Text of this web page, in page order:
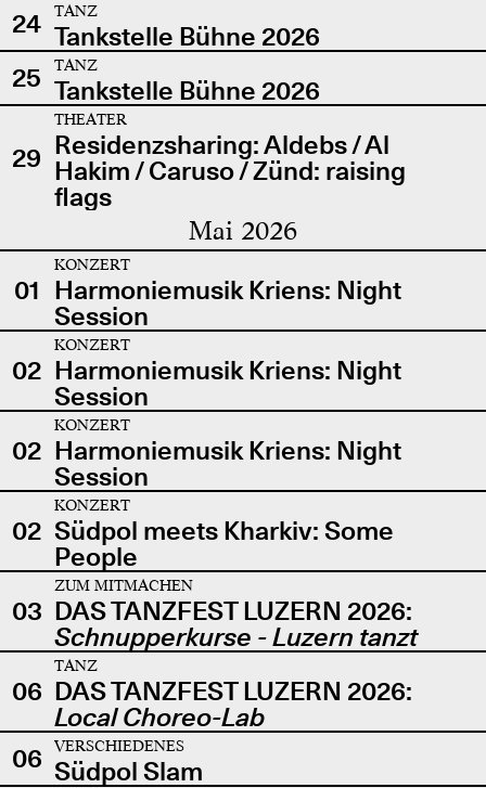
24
TANZ
Tankstelle Bühne 2026
25
TANZ
Tankstelle Bühne 2026
29
THEATER
Residenzsharing: Aldebs / Al
Hakim / Caruso / Zünd: raising
flags
Mai 2026
01
KONZERT
Harmoniemusik Kriens: Night
Session
02
KONZERT
Harmoniemusik Kriens: Night
Session
02
KONZERT
Harmoniemusik Kriens: Night
Session
02
KONZERT
Südpol meets Kharkiv: Some
People
03
ZUM MITMACHEN
DAS TANZFEST LUZERN 2026:
Schnupperkurse - Luzern tanzt
06
TANZ
DAS TANZFEST LUZERN 2026:
Local Choreo-Lab
06
VERSCHIEDENES
Südpol Slam